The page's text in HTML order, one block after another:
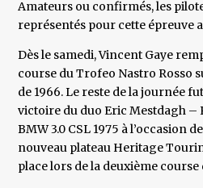
Amateurs ou confirmés, les
représentés pour cette épreuve
Dès le samedi, Vincent Gaye
course du Trofeo Nastro Rosso
de 1966. Le reste de la journée
victoire du duo Eric Mestdagh
BMW 3.0 CSL 1975 à l’occasion
nouveau plateau Heritage
place lors de la deuxième